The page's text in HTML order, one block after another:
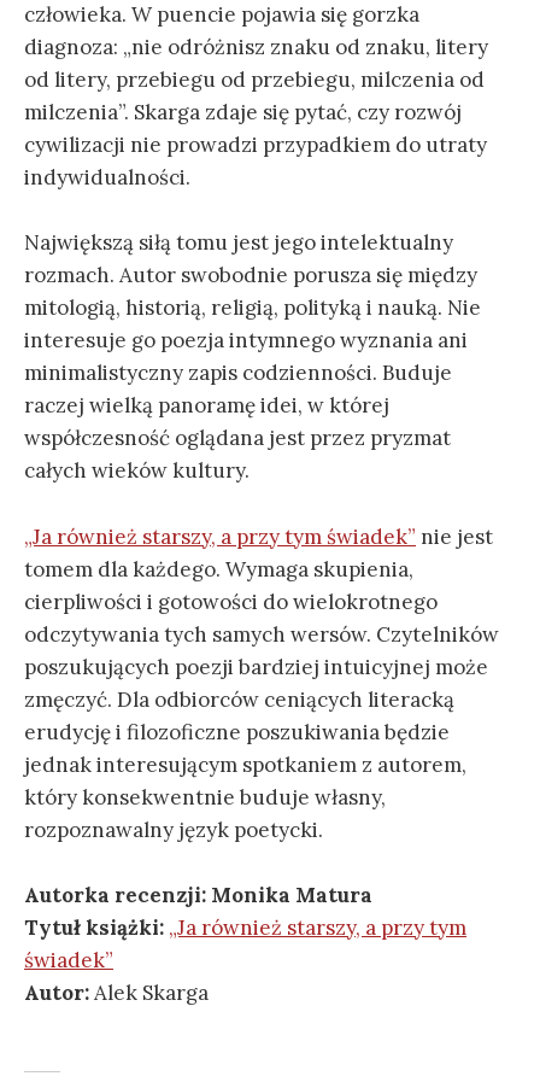
człowieka. W puencie pojawia się gorzka
diagnoza: „nie odróżnisz znaku od znaku, litery
od litery, przebiegu od przebiegu, milczenia od
milczenia”. Skarga zdaje się pytać, czy rozwój
cywilizacji nie prowadzi przypadkiem do utraty
indywidualności.
Największą siłą tomu jest jego intelektualny
rozmach. Autor swobodnie porusza się między
mitologią, historią, religią, polityką i nauką. Nie
interesuje go poezja intymnego wyznania ani
minimalistyczny zapis codzienności. Buduje
raczej wielką panoramę idei, w której
współczesność oglądana jest przez pryzmat
całych wieków kultury.
„Ja również starszy, a przy tym świadek” nie jest
tomem dla każdego. Wymaga skupienia,
cierpliwości i gotowości do wielokrotnego
odczytywania tych samych wersów. Czytelników
poszukujących poezji bardziej intuicyjnej może
zmęczyć. Dla odbiorców ceniących literacką
erudycję i filozoficzne poszukiwania będzie
jednak interesującym spotkaniem z autorem,
który konsekwentnie buduje własny,
rozpoznawalny język poetycki.
Autorka recenzji: Monika Matura
Tytuł książki: „Ja również starszy, a przy tym
świadek”
Autor:Alek Skarga